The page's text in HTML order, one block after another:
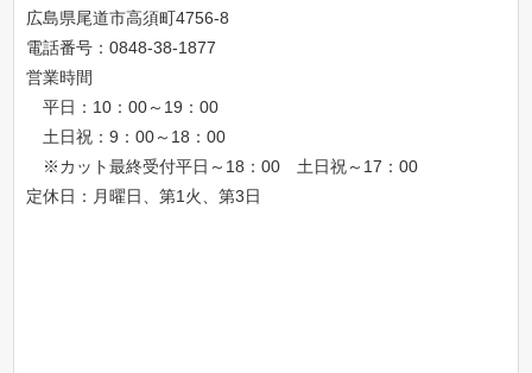
広島県尾道市高須町4756-8
電話番号：0848-38-1877
営業時間
平日：10：00～19：00
土日祝：9：00～18：00
※カット最終受付平日～18：00 土日祝～17：00
定休日：月曜日、第1火、第3日